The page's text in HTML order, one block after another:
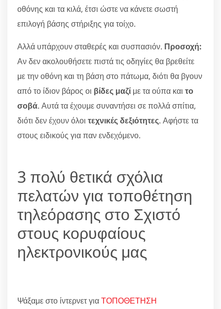
οθόνης και τα κιλά, έτσι ώστε να κάνετε σωστή
επιλογή βάσης στήριξης για τοίχο.
Αλλά υπάρχουν σταθερές και συσπασιόν. Προσοχή:
Αν δεν ακολουθήσετε πιστά τις οδηγίες θα βρεθείτε
με την οθόνη και τη βάση στο πάτωμα, διότι θα βγουν
από το ίδιον βάρος οι βίδες μαζί με τα ούπα και το
σοβά. Αυτά τα έχουμε συναντήσει σε πολλά σπίτια,
διότι δεν έχουν όλοι τεχνικές δεξιότητες. Αφήστε τα
στους ειδικούς για παν ενδεχόμενο.
3 πολύ θετικά σχόλια
πελατών για τοποθέτηση
τηλεόρασης στο Σχιστό
στους κορυφαίους
ηλεκτρονικούς μας
Ψάξαμε στο ίντερνετ γιαΤΟΠΟΘΕΤΗΣΗ